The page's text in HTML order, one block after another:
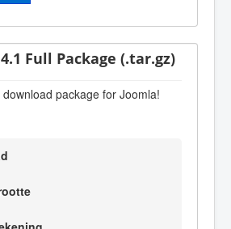
Full Package (.tar.gz)
package for Joomla!